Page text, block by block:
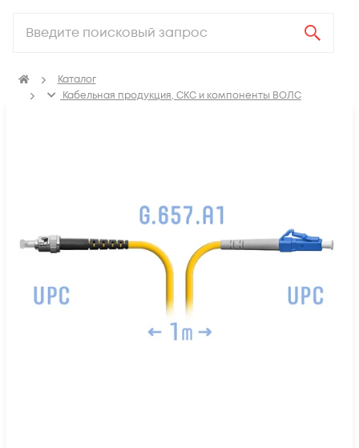
Каталог
Кабельная продукция, СКС и компоненты ВОЛС